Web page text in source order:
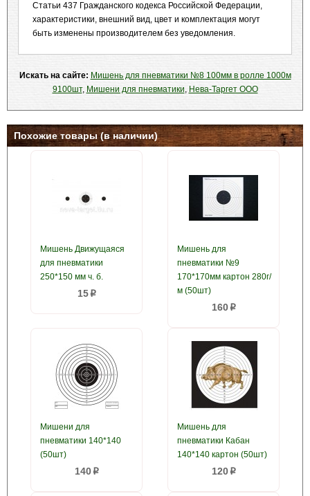
Статьи 437 Гражданского кодекса Российской Федерации,
характеристики, внешний вид, цвет и комплектация могут
быть изменены производителем без уведомления.
Искать на сайте: Мишень для пневматики №8 100мм в ролле 1000м
9100шт, Мишени для пневматики, Нева-Таргет ООО
Похожие товары (в наличии)
Мишень Движущаяся
для пневматики
250*150 мм ч. б.
15p
Мишень для
пневматики №9
170*170мм картон 280г/
м (50шт)
160p
Мишени для
пневматики 140*140
(50шт)
140p
Мишень для
пневматики Кабан
140*140 картон (50шт)
120p